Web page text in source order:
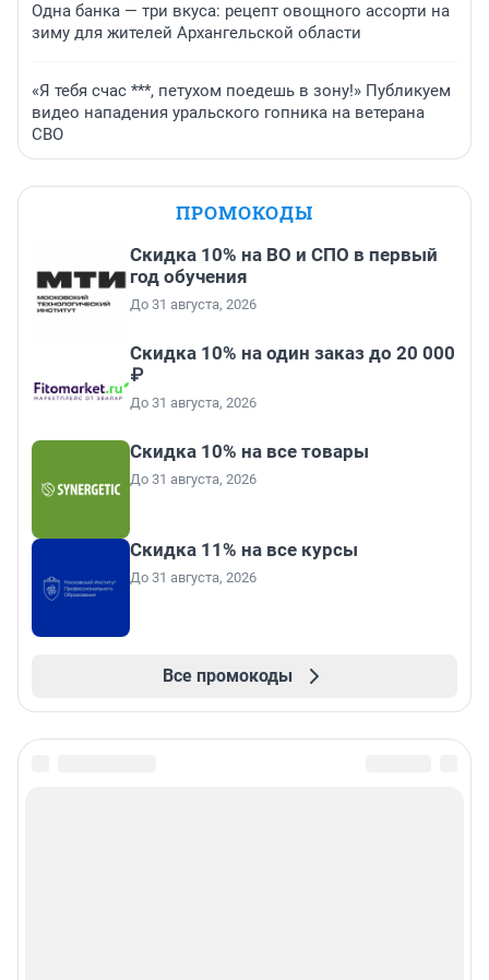
Одна банка — три вкуса: рецепт овощного ассорти на
зиму для жителей Архангельской области
«Я тебя счас ***, петухом поедешь в зону!» Публикуем
видео нападения уральского гопника на ветерана
СВО
ПРОМОКОДЫ
Скидка 10% на ВО и СПО в первый
год обучения
До 31 августа, 2026
Скидка 10% на один заказ до 20 000
₽
До 31 августа, 2026
Скидка 10% на все товары
До 31 августа, 2026
Скидка 11% на все курсы
До 31 августа, 2026
Все промокоды